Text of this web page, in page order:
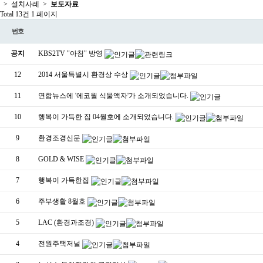
> 설치사례 > 보도자료
Total 13건 1 페이지
번호
공지 KBS2TV "아침" 방영
12 2014 서울특별시 환경상 수상
11 연합뉴스에 '에코월 식물액자'가 소개되었습니다.
10 행복이 가득한 집 04월호에 소개되었습니다.
9 환경조경신문
8 GOLD & WISE
7 행복이 가득한집
6 주부생활 8월호
5 LAC (환경과조경)
4 전원주택저널